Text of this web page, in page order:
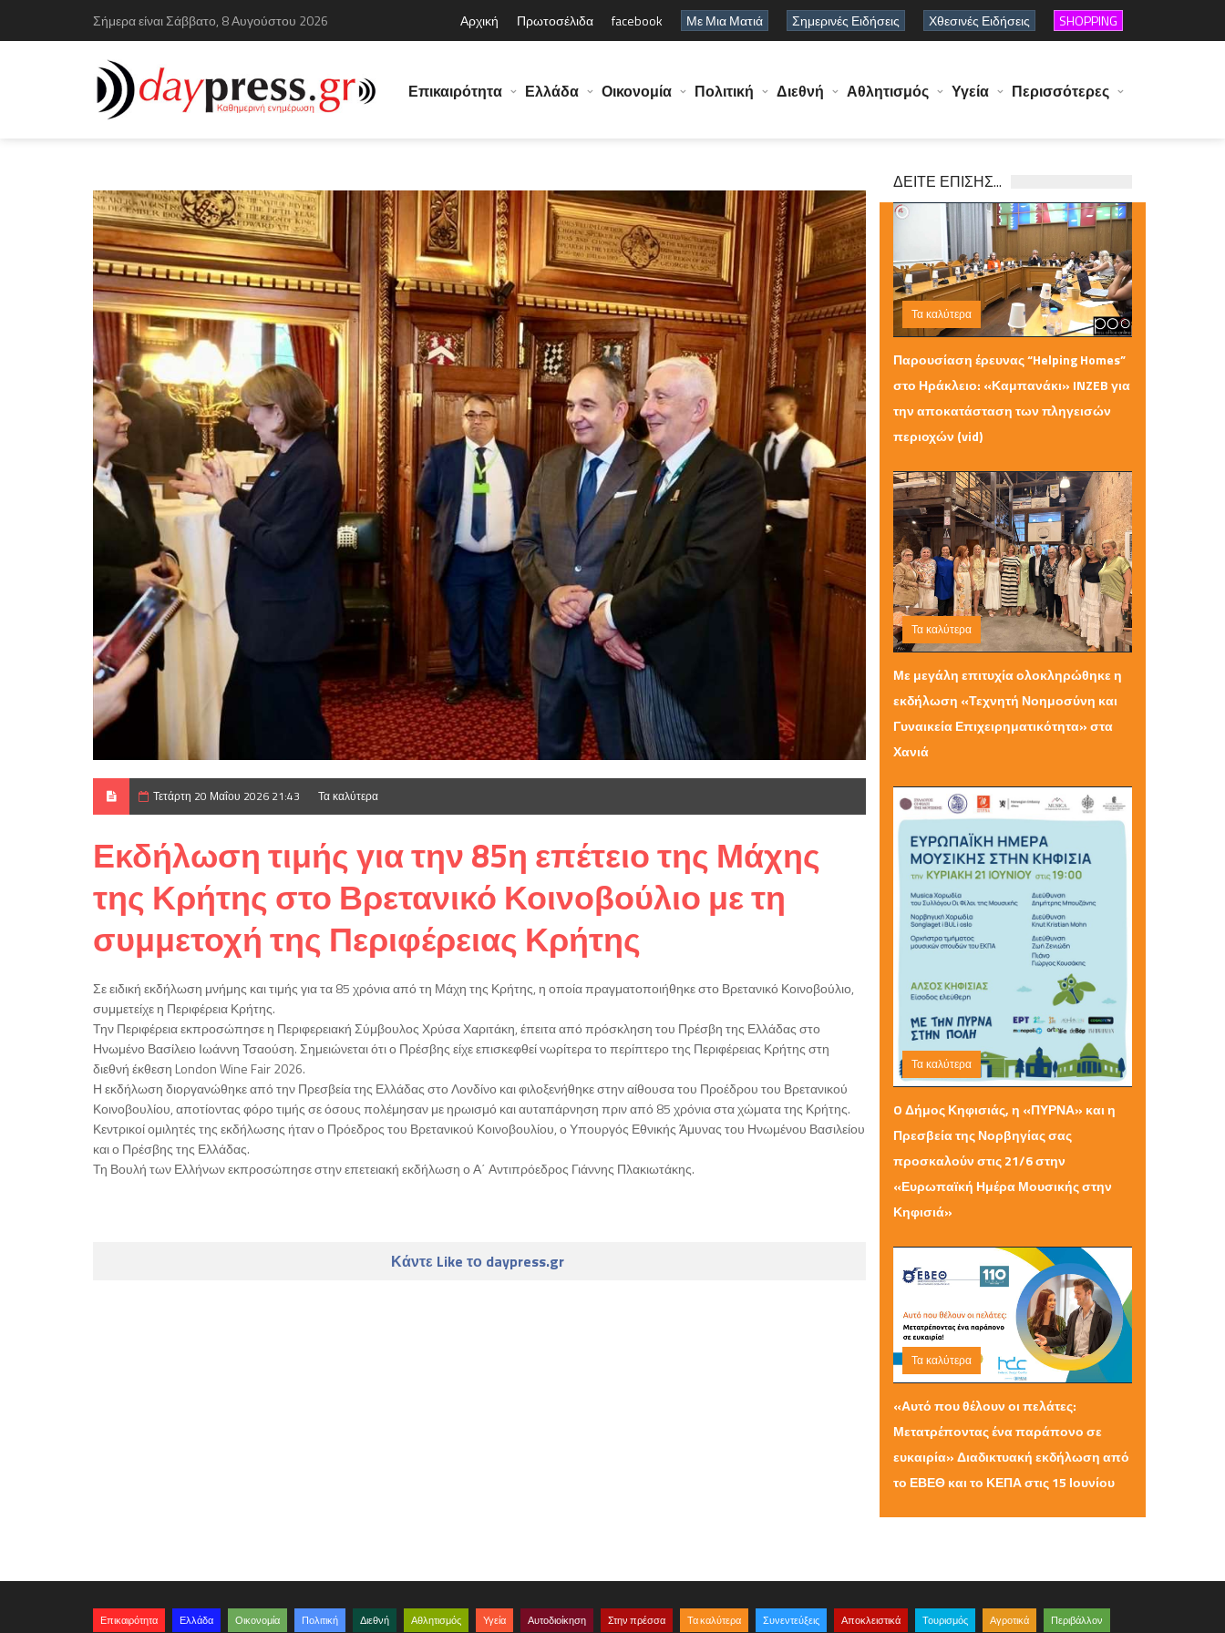
Σήμερα είναι Σάββατο, 8 Αυγούστου 2026 Αρχική Πρωτοσέλιδα facebook Με Μια Ματιά Σημερινές Ειδήσεις Χθεσινές Ειδήσεις SHOPPING
Επικαιρότητα Ελλάδα Οικονομία Πολιτική Διεθνή Αθλητισμός Υγεία Περισσότερες
Τετάρτη 20 Μαΐου 2026 21:43 Τα καλύτερα
Εκδήλωση τιμής για την 85η επέτειο της Μάχης
της Κρήτης στο Βρετανικό Κοινοβούλιο με τη
συμμετοχή της Περιφέρειας Κρήτης
Σε ειδική εκδήλωση μνήμης και τιμής για τα 85 χρόνια από τη Μάχη της Κρήτης, η οποία πραγματοποιήθηκε στο Βρετανικό Κοινοβούλιο,
συμμετείχε η Περιφέρεια Κρήτης.
Την Περιφέρεια εκπροσώπησε η Περιφερειακή Σύμβουλος Χρύσα Χαριτάκη, έπειτα από πρόσκληση του Πρέσβη της Ελλάδας στο
Ηνωμένο Βασίλειο Ιωάννη Τσαούση. Σημειώνεται ότι ο Πρέσβης είχε επισκεφθεί νωρίτερα το περίπτερο της Περιφέρειας Κρήτης στη
διεθνή έκθεση London Wine Fair 2026.
Η εκδήλωση διοργανώθηκε από την Πρεσβεία της Ελλάδας στο Λονδίνο και φιλοξενήθηκε στην αίθουσα του Προέδρου του Βρετανικού
Κοινοβουλίου, αποτίοντας φόρο τιμής σε όσους πολέμησαν με ηρωισμό και αυταπάρνηση πριν από 85 χρόνια στα χώματα της Κρήτης.
Κεντρικοί ομιλητές της εκδήλωσης ήταν ο Πρόεδρος του Βρετανικού Κοινοβουλίου, ο Υπουργός Εθνικής Άμυνας του Ηνωμένου Βασιλείου
και ο Πρέσβης της Ελλάδας.
Τη Βουλή των Ελλήνων εκπροσώπησε στην επετειακή εκδήλωση ο Α΄ Αντιπρόεδρος Γιάννης Πλακιωτάκης.
Κάντε Like το daypress.gr
ΔΕΙΤΕ ΕΠΙΣΗΣ...
Τα καλύτερα
Παρασκευή 10 Ιουλίου 2026 11:23
Παρουσίαση έρευνας “Helping Homes”
στο Ηράκλειο: «Καμπανάκι» INZEB για
την αποκατάσταση των πληγεισών
περιοχών (vid)
Τα καλύτερα
Σάββατο 20 Ιουνίου 2026 11:46
Με μεγάλη επιτυχία ολοκληρώθηκε η
εκδήλωση «Τεχνητή Νοημοσύνη και
Γυναικεία Επιχειρηματικότητα» στα
Χανιά
Τα καλύτερα
Τρίτη 09 Ιουνίου 2026 18:28
O Δήμος Κηφισιάς, η «ΠΥΡΝΑ» και η
Πρεσβεία της Νορβηγίας σας
προσκαλούν στις 21/6 στην
«Ευρωπαϊκή Ημέρα Μουσικής στην
Κηφισιά»
Τα καλύτερα
Τρίτη 09 Ιουνίου 2026 11:01
«Αυτό που θέλουν οι πελάτες:
Μετατρέποντας ένα παράπονο σε
ευκαιρία» Διαδικτυακή εκδήλωση από
το ΕΒΕΘ και το ΚΕΠΑ στις 15 Ιουνίου
Επικαιρότητα Ελλάδα Οικονομία Πολιτική Διεθνή Αθλητισμός Υγεία Αυτοδιοίκηση Στην πρέσσα Τα καλύτερα Συνεντεύξεις Αποκλειστικά Τουρισμός Αγροτικά Περιβάλλον